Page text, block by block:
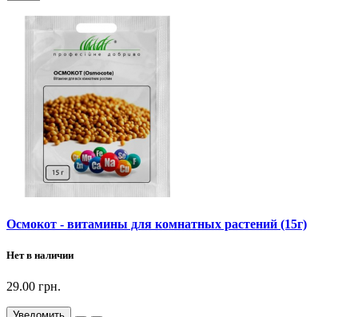
Осмокот - витамины для комнатных растений (15г)
Нет в наличии
29.00 грн.